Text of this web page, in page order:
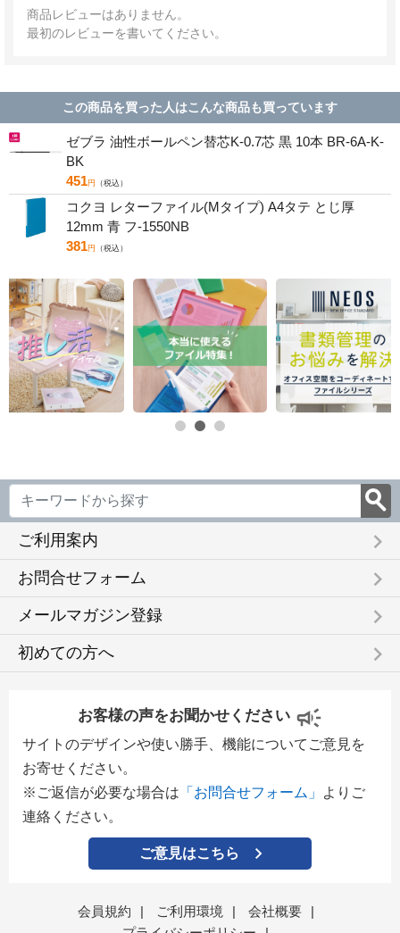
商品レビューはありません。
最初のレビューを書いてください。
この商品を買った人はこんな商品も買っています
ゼブラ 油性ボールペン替芯K-0.7芯 黒 10本 BR-6A-K-
BK
451円 （税込）
コクヨ レターファイル(Mタイプ) A4タテ とじ厚
12mm 青 フ-1550NB
381円 （税込）
ご利用案内 keyboard_arrow_right
お問合せフォーム keyboard_arrow_right
メールマガジン登録 keyboard_arrow_right
初めての方へ keyboard_arrow_right
お客様の声をお聞かせください
サイトのデザインや使い勝手、機能についてご意見を
お寄せください。
※ご返信が必要な場合は 「お問合せフォーム」
よりご
連絡ください。
ご意見はこちら
会員規約 | ご利用環境 | 会社概要
|